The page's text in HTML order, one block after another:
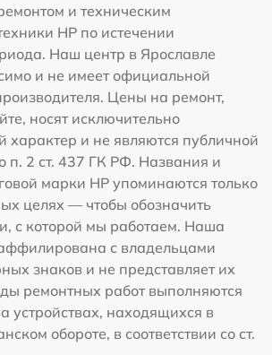
и техническим
HP по истечении
Наш центр в Ярославле
и не имеет официальной
Цены на ремонт,
носят исключительно
характер и не являются публичной
п. 2 ст. 437 ГК РФ. Названия и
марки HP упоминаются только
целях — чтобы обозначить
с которой мы работаем. Наша
с владельцами
знаков и не представляет их
ремонтных работ выполняются
устройствах, находящихся в
обороте, в соответствии со ст.